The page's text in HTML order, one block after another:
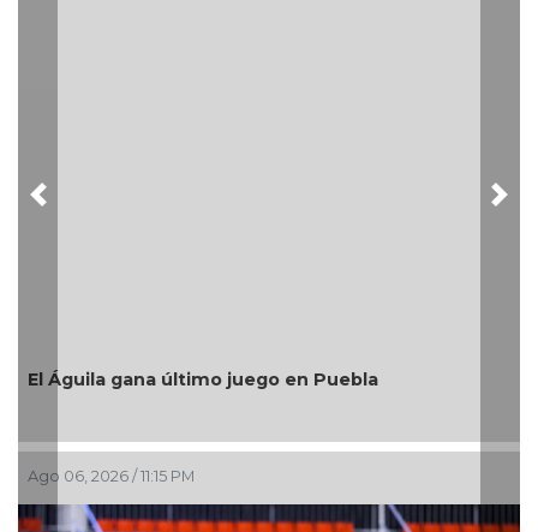
El Águila gana último juego en Puebla
Ago 06, 2026 / 11:15 PM
Previous